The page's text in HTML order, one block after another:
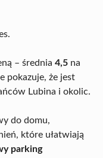
– średnia 4,5 na
pokazuje, że jest
Lubina i okolic.
do domu,
które ułatwiają
parking